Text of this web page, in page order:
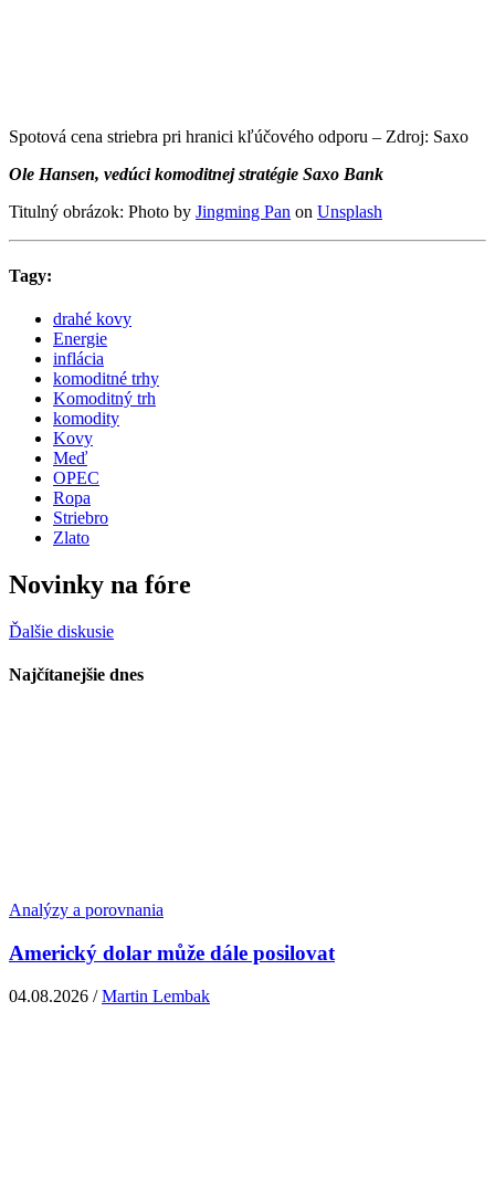
Spotová cena striebra pri hranici kľúčového odporu – Zdroj: Saxo
Ole Hansen, vedúci komoditnej stratégie Saxo Bank
Titulný obrázok: Photo by Jingming Pan on Unsplash
Tagy:
drahé kovy
Energie
inflácia
komoditné trhy
Komoditný trh
komodity
Kovy
Meď
OPEC
Ropa
Striebro
Zlato
Novinky na fóre
Ďalšie diskusie
Najčítanejšie dnes
Analýzy a porovnania
Americký dolar může dále posilovat
04.08.2026 /Martin Lembak